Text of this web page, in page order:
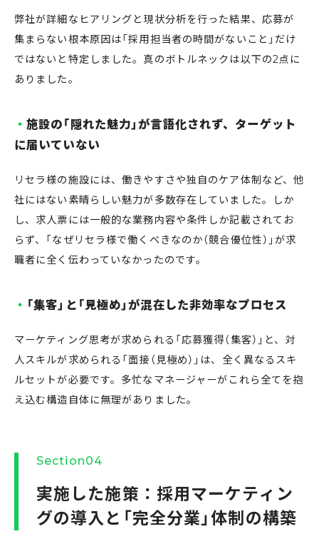
弊社が詳細なヒアリングと現状分析を行った結果、応募が
集まらない根本原因は「採用担当者の時間がないこと」だけ
ではないと特定しました。真のボトルネックは以下の2点に
ありました。
施設の「隠れた魅力」が言語化されず、ターゲット
に届いていない
リセラ様の施設には、働きやすさや独自のケア体制など、他
社にはない素晴らしい魅力が多数存在していました。しか
し、求人票には一般的な業務内容や条件しか記載されてお
らず、「なぜリセラ様で働くべきなのか（競合優位性）」が求
職者に全く伝わっていなかったのです。
「集客」と「見極め」が混在した非効率なプロセス
マーケティング思考が求められる「応募獲得（集客）」と、対
人スキルが求められる「面接（見極め）」は、全く異なるスキ
ルセットが必要です。多忙なマネージャーがこれら全てを抱
え込む構造自体に無理がありました。
Section04
実施した施策：採用マーケティン
グの導入と「完全分業」体制の構築